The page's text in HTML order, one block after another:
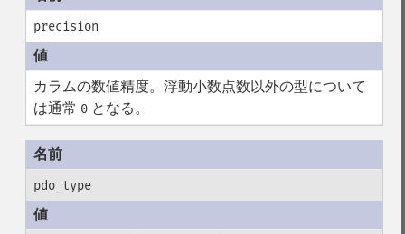
precision
カラムの数値精度。浮動小数点数以外の型について
は通常 0となる。
pdo_type